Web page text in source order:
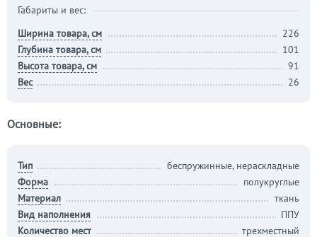
Габариты и вес:
Ширина товара, см
226
Глубина товара, см
101
Высота товара, см
91
Вес
26
Основные:
Тип
беспружинные, нераскладные
Форма
полукруглые
Материал
ткань
Вид наполнения
ППУ
Количество мест
трехместный